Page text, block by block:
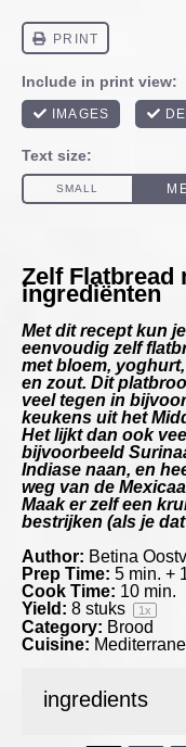
Zelf Flatbread
ingrediënten
Met dit recept kun
eenvoudig zelf
met bloem,
en zout. Dit
veel tegen in
keukens uit het
Het lijkt dan ook
bijvoorbeeld
Indiase naan, en
weg van de
Maak er zelf een
bestrijken (als je
Author: Betina
Prep Time: 5 min. +
Cook Time: 10 min.
Yield: 8 stuks 1x
Category: Brood
Cuisine:
ingredients